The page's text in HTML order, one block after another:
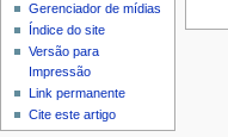
Gerenciador de mídias
Índice do site
Versão para
Impressão
Link permanente
Cite este artigo